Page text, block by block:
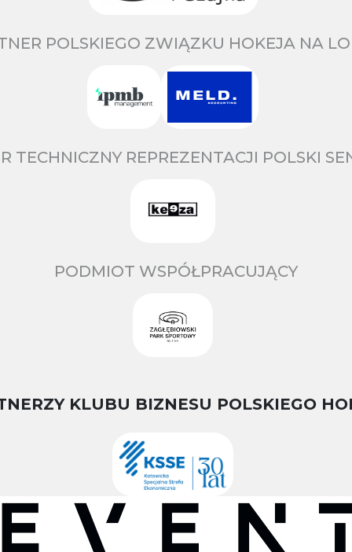
POLSKIEGO ZWIĄZKU HOKEJA NA
TECHNICZNY REPREZENTACJI POLSKI
PODMIOT WSPÓŁPRACUJĄCY
KLUBU BIZNESU POLSKIEGO